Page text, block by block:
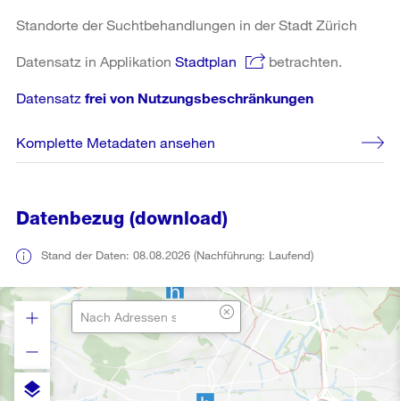
Standorte der Suchtbehandlungen in der Stadt Zürich
Datensatz in Applikation Stadtplan betrachten.
Datensatz frei von Nutzungsbeschränkungen
Komplette Metadaten ansehen
Datenbezug (download)
Stand der Daten: 08.08.2026 (Nachführung: Laufend)
layers